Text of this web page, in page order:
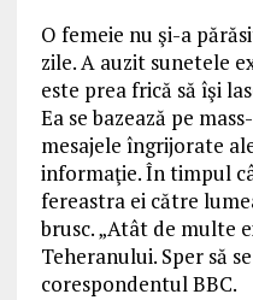
O femeie nu şi-a
zile. A auzit sunetele
este prea frică să îşi
Ea se bazează pe
mesajele îngrijorate
informaţie. În timpul
fereastra ei către
brusc. „Atât de multe
Teheranului. Sper să
corespondentul BBC.